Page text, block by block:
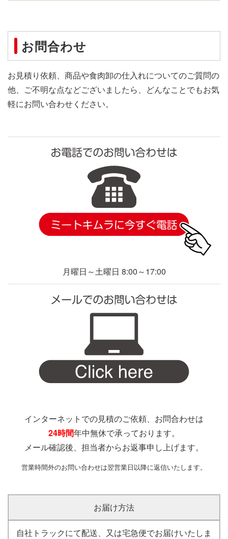
と味のしみこみが良く、縮みが少なくなります。また、骨
を付けたまま調理されることも多いです。
骨付き肉のうち、中央の関節で切り離した下の部分を、
「ドラムスティック」とも呼びます。
主要なお肉の栄養成分表
ビタミンA
180 IU
ビタミンB1
0.09 mg
ビタミンB2
カルシウム
タンパク質
16.4 g
鉄
21 mg
コレステロール
75 mg
栄養成分の詳しい説明はこちら
てばもととは、人間でいう、肘と肩の間の部分に該当しま
ています。別名「ウィングスティック」です。
モモ肉同様にコクがあり、脂肪が少なく柔らかいのが特徴
です。唐揚げのほかにも煮物などに適しています。
もみじとは、鶏の足です。
なかなか見かけない珍しい部位です。スープのダシとして
はもちろん、中華風の味付けで煮て食べてもおいしいで
す。
コラーゲンが豊富で女性にとってはうれしい部位です。
居酒屋メニューの定番
鶏のひざにある軟骨です。なので1羽に２個しか取れませ
食感が楽しめます。
居酒屋などでは、鶏の軟骨揚げとして定番のメニューにな
っています。
ラーメンのスープやダシに
鶏がらとは、スープを取るための鶏の骨です。身を取り除
いた脊髄、および肋骨から尻尾までの胴部分と、頭のみの
部分があります。旨味のもととなるグルタミン酸が多く含
ラーメンなどのスープはもちろん、カレーやシチューなど
の煮込み料理のダシにも最適です。
豪華な一品 丸鶏
お腹の中を抜いているものを「中抜き」といいます。
食材を詰めて使用しています。
唐揚げやローストチキンにしても、豪華な一品として楽し
独特食感の希少品
ハツとは、心臓です。1羽に1個しかないので希少品です。
ヘルシーな部位で、弾力のある食感と、独特の旨味を楽し
串焼、煮物、揚げ物、炒め物に使用でき、焼き鳥屋さんや
居酒屋のメニューに最適です。
コリコリ食感 おつまみに最高
砂肝とは、鶏の胃袋の中の砂嚢(さのう）と言われる部分
食べ物と一緒に飲み込んだ砂で、食べ物を細かく砕く機能
を持っている部位です。そこのコブが胃袋の歯ともいわれ
食感は独特で、シコシコ・コリコリとして、焼き鳥や炒め
ものにするとお酒のお供にぴったりです。
栄養豊富な鶏レバー
レバーとは、肝臓のことです。タンパク質、ビタミンＡ、
鉄など、多くの栄養を含んでいて、体に良い内臓肉です。
冷水に30分くらいつけ、血抜きをすれば臭みが気になりま
焼き鳥や炒め物、レバーペーストなどに使用します。
焼き鳥屋さんで人気
ぼんじりとは、鶏の尻尾(テール）の肉です。
1羽に1個しかとれない貴重な部位です。「三角」「ぼんぼ
ち」などともいいます。
脂のノリが良く、とてもジューシーな味わいです。
その食感も人気で、焼き鳥屋さんでよく使われています。
お問合わせ
お見積り依頼、商品や食肉卸の仕入れについてのご質問の
他、ご不明な点などございましたら、どんなことでもお気
軽にお問い合わせください。
月曜日～土曜日 8:00～17:00
インターネットでの見積のご依頼、お問合わせは
24時間年中無休で承っております。
メール確認後、担当者からお返事申し上げます。
営業時間外のお問い合わせは翌営業日以降に返信いたします。
お届け方法
自社トラックにて配送、又は宅急便でお届けいたしま